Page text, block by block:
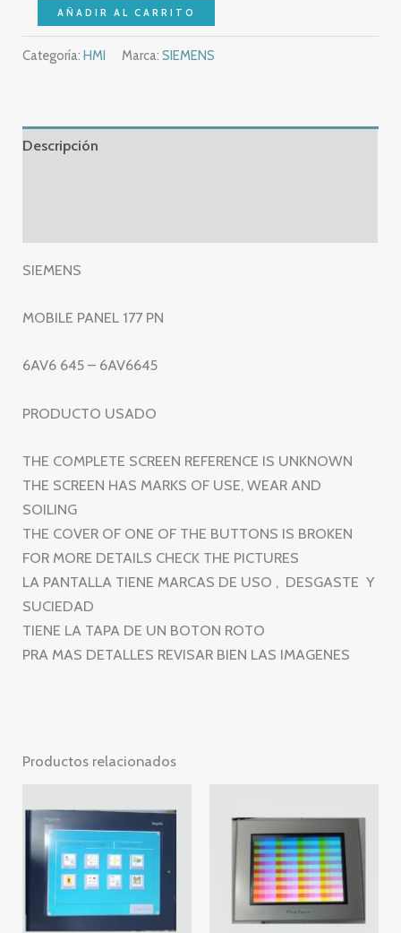
SIEMENS
MOBILE
PANEL
–
6AV6
AÑADIR AL CARRITO
Categoría:HMI Marca:SIEMENS
Descripción
SIEMENS
MOBILE PANEL 177 PN
6AV6 645 – 6AV6645
PRODUCTO USADO
THE COMPLETE SCREEN REFERENCE IS UNKNOWN
THE SCREEN HAS MARKS OF USE, WEAR AND
SOILING
THE COVER OF ONE OF THE BUTTONS IS BROKEN
FOR MORE DETAILS CHECK THE PICTURES
LA PANTALLA TIENE MARCAS DE USO , DESGASTE Y
SUCIEDAD
TIENE LA TAPA DE UN BOTON ROTO
PRA MAS DETALLES REVISAR BIEN LAS IMAGENES
Productos relacionados